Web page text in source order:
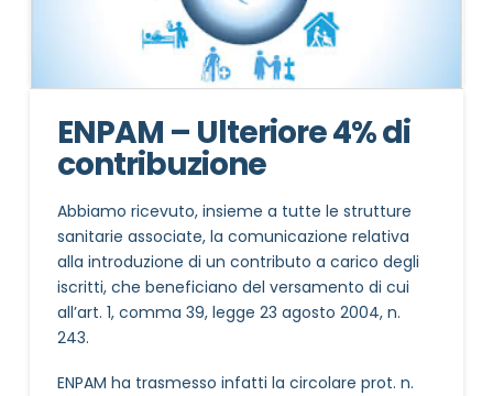
ENPAM – Ulteriore 4% di
contribuzione
Abbiamo ricevuto, insieme a tutte le strutture
sanitarie associate, la comunicazione relativa
alla introduzione di un contributo a carico degli
iscritti, che beneficiano del versamento di cui
all’art. 1, comma 39, legge 23 agosto 2004, n.
243.
ENPAM ha trasmesso infatti la circolare prot. n.